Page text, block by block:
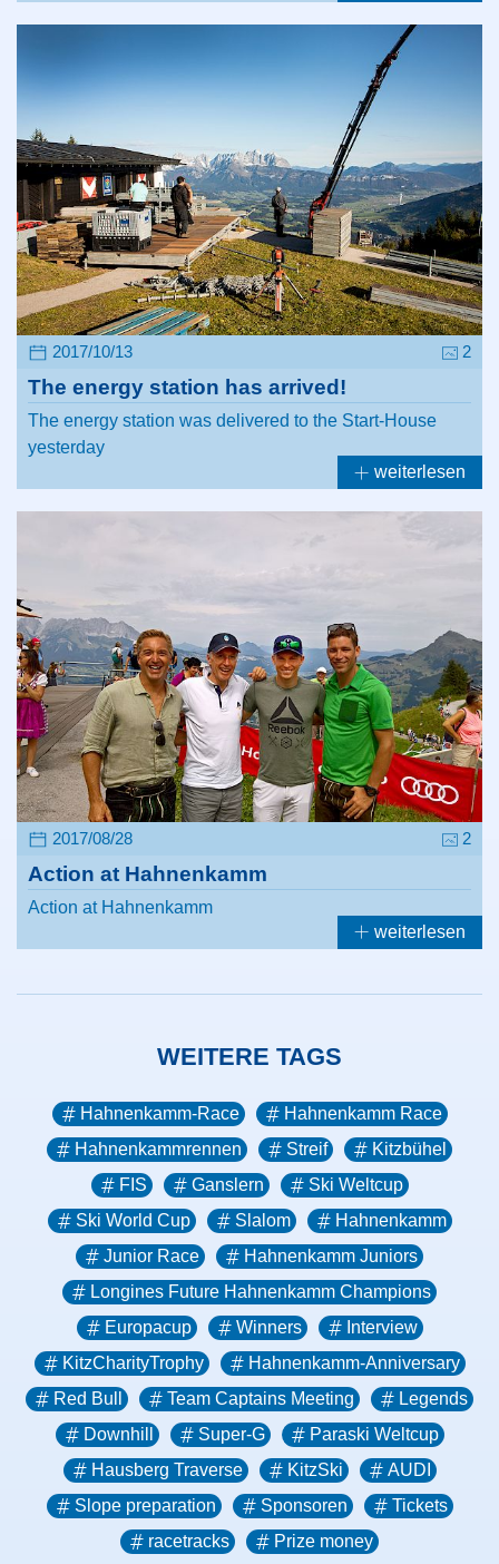
2017/10/13 2
The energy station has arrived!
The energy station was delivered to the Start-House
yesterday
weiterlesen
2017/08/28 2
Action at Hahnenkamm
Action at Hahnenkamm
weiterlesen
WEITERE TAGS
Hahnenkamm-Race
Hahnenkamm Race
Hahnenkammrennen
Streif
Kitzbühel
FIS
Ganslern
Ski Weltcup
Ski World Cup
Slalom
Hahnenkamm
Junior Race
Hahnenkamm Juniors
Longines Future Hahnenkamm Champions
Europacup
Winners
Interview
KitzCharityTrophy
Hahnenkamm-Anniversary
Red Bull
Team Captains Meeting
Legends
Downhill
Super-G
Paraski Weltcup
Hausberg Traverse
KitzSki
AUDI
Slope preparation
Sponsoren
Tickets
racetracks
Prize money